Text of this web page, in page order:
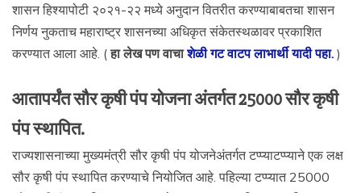
शासन हिश्यापोटी २०२१-२२ मध्ये अनुदान वितरीत करण्याबाबतचा शासन
निर्णय नुकताच महाराष्ट्र शासनच्या अधिकृत संकेतस्थळावर प्रकाशित
करण्यात आला आहे. (हा लेख पण वाचाशेळी गट वाटप लाभार्थी यादी पहा. )
आतापर्यंत सौर कृषी पंप योजना अंतर्गत 25000 सौर कृषी
पंप स्थापित.
राज्यशासनाच्या मुख्यमंत्री सौर कृषी पंप योजनेअंतर्गत टप्प्याटप्प्याने एक लक्ष
सौर कृषी पंप स्थापित करण्याचे नियोजित आहे. पहिल्या टप्प्यात 25000